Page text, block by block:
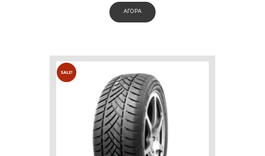
was:
70€.
is:
47€.
ΑΓΟΡΑ
SALE!